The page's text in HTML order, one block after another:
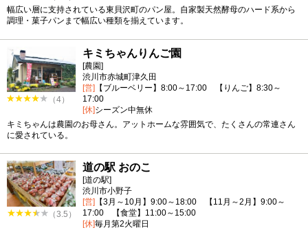
幅広い層に支持されている東貝沢町のパン屋。自家製天然酵母のハード系から
調理・菓子パンまで幅広い種類を揃えています。
（4）
キミちゃんりんご園
[農園]
渋川市赤城町津久田
[営] 【ブルーベリー】8:00～17:00 【りんご】8:30～
17:00
[休]シーズン中無休
キミちゃんは農園のお母さん。アットホームな雰囲気で、たくさんの常連さん
に愛されている。
（3.5）
道の駅 おのこ
[道の駅]
渋川市小野子
[営] 【3月～10月】9:00～18:00 【11月～2月】9:00～
17:00 【食堂】11:00～15:00
[休]毎月第2火曜日